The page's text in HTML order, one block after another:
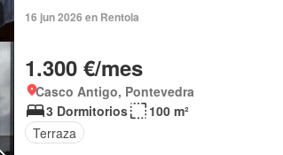
16 jun 2026 en Rentola
1.300 €/mes
Casco Antigo, Pontevedra
3 Dormitorios
100 m²
Terraza